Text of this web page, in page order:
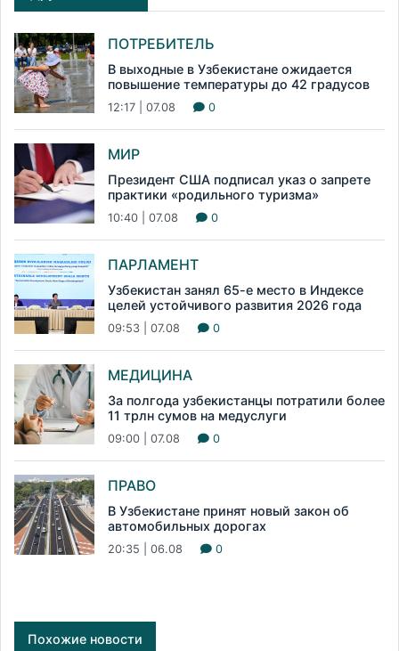
ПОТРЕБИТЕЛЬ
В выходные в Узбекистане ожидается
повышение температуры до 42 градусов
12:17 | 07.08 0
МИР
Президент США подписал указ о запрете
практики «родильного туризма»
10:40 | 07.08 0
ПАРЛАМЕНТ
Узбекистан занял 65-е место в Индексе
целей устойчивого развития 2026 года
09:53 | 07.08 0
МЕДИЦИНА
За полгода узбекистанцы потратили более
11 трлн сумов на медуслуги
09:00 | 07.08 0
ПРАВО
В Узбекистане принят новый закон об
автомобильных дорогах
20:35 | 06.08 0
Похожие новости